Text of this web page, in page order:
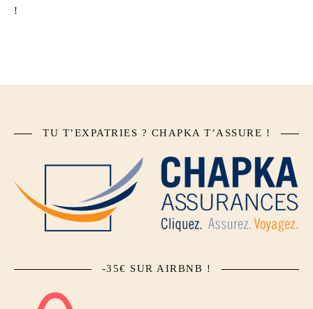
!
TU T’EXPATRIES ? CHAPKA T’ASSURE !
-35€ SUR AIRBNB !